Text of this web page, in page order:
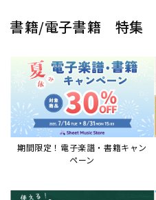
書籍/電子書籍 特集
期間限定！電子楽譜・書籍キャン
ペーン